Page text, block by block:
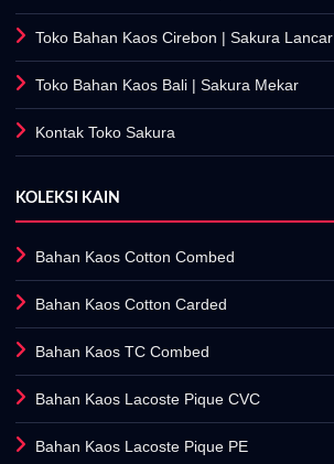
Toko Bahan Kaos Cirebon | Sakura Lancar
Toko Bahan Kaos Bali | Sakura Mekar
Kontak Toko Sakura
KOLEKSI KAIN
Bahan Kaos Cotton Combed
Bahan Kaos Cotton Carded
Bahan Kaos TC Combed
Bahan Kaos Lacoste Pique CVC
Bahan Kaos Lacoste Pique PE